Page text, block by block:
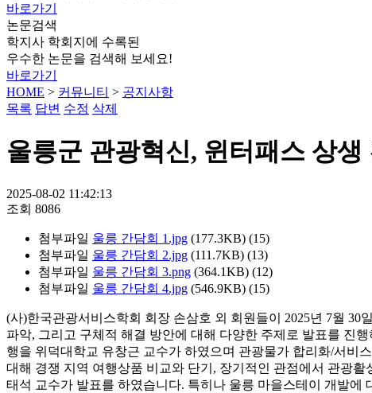
바로가기
논문검색
학지사 학회지에 수록된
우수한 논문을 검색해 보세요!
바로가기
HOME > 커뮤니티 > 공지사항
목록 답변 수정 삭제
울릉군 관광혁신, 윈터패스 상
2025-08-02 11:42:13
조회 8086
첨부파일 울릉 간담회 1.jpg (177.3KB) (15)
첨부파일 울릉 간담회 2.jpg (111.7KB) (13)
첨부파일 울릉 간담회 3.png (364.1KB) (12)
첨부파일 울릉 간담회 4.jpg (546.9KB) (15)
(사)한국관광서비스학회 회장 손삼호 외 회원들이 2025년 7월
파악, 그리고 구체적 해결 방안에 대해 다양한 주제로 발표를 진
행을 위덕대학교 유창근 교수가 하였으며 관광물가 합리화/서비
대해 경쟁 지역 여행상품 비교와 단기, 장기적인 관점에서 관광
태석 교수가 발표를 하였습니다. 특히나 울릉 마을스테이 개발